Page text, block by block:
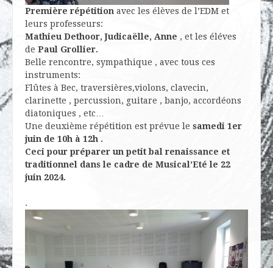
Première répétition avec les élèves de l’EDM et
leurs professeurs:
Mathieu Dethoor, Judicaëlle, Anne , et les éléves
de Paul Grollier.
Belle rencontre, sympathique , avec tous ces
instruments:
Flûtes à Bec, traversières,violons, clavecin,
clarinette , percussion, guitare , banjo, accordéons
diatoniques , etc…
Une deuxième répétition est prévue le samedi 1er
juin de 10h à 12h .
Ceci pour préparer un petit bal renaissance et
traditionnel dans le cadre de Musical’Eté le 22
juin 2024.
.